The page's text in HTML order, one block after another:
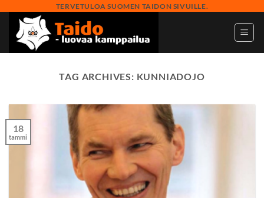
content
TERVETULOA SUOMEN TAIDON SIVUILLE.
TAG ARCHIVES: KUNNIADOJO
18
tammi